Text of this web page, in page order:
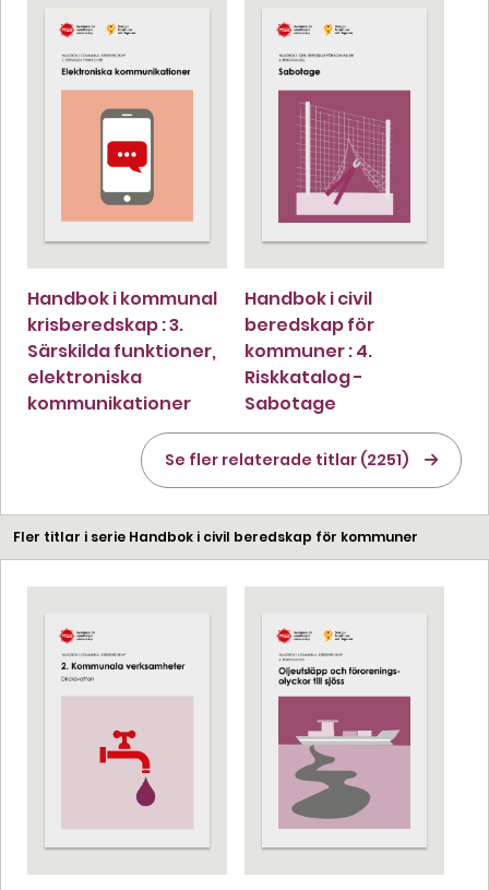
Handbok i kommunal
krisberedskap : 3.
Särskilda funktioner,
elektroniska
kommunikationer
Handbok i civil
beredskap för
kommuner : 4.
Riskkatalog -
Sabotage
Se fler relaterade titlar (2251)
Fler titlar i serie Handbok i civil beredskap för kommuner